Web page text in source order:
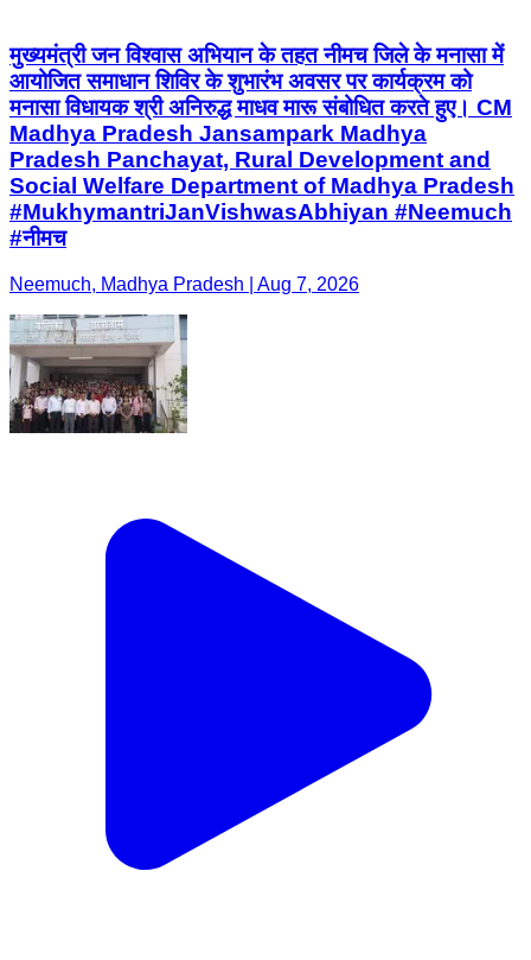
Social Welfare Department of Madhya Pradesh
#MukhymantriJanVishwasAbhiyan #Neemuch
#नीमच
Neemuch, Madhya Pradesh | Aug 7, 2026
अपर संचालक श्री बलवंत वर्मा ने विद्यालयों का किया आकस्मिक
निरीक्षण, शैक्षणिक गुणवत्ता और व्यवस्थाओं का लिया जायजा नीमच,